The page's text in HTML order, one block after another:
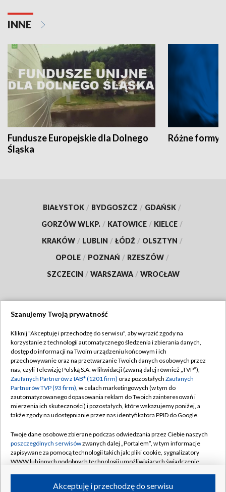
INNE
Fundusze Europejskie dla Dolnego
Śląska
Różne formy
BIAŁYSTOK / BYDGOSZCZ / GDAŃSK /
GORZÓW WLKP. / KATOWICE / KIELCE /
KRAKÓW / LUBLIN / ŁÓDŹ / OLSZTYN /
OPOLE / POZNAŃ / RZESZÓW /
SZCZECIN / WARSZAWA / WROCŁAW
TVP
Abonament TVP
Emisja w TVP
Centrum informacji TVP
Naziemna Telewizja Cyfrowa
Rada Programowa
System NOS
Informacje o nadawcy
Regulamin TVP
Polityka prywatności
Moje zgody
Pomoc
Kontakt
Kanały
Szanujemy Twoją prywatność
Kliknij "Akceptuję i przechodzę do serwisu", aby wyrazić zgody na
korzystanie z technologii automatycznego śledzenia i zbierania danych,
dostęp do informacji na Twoim urządzeniu końcowym i ich
przechowywanie oraz na przetwarzanie Twoich danych osobowych przez
nas, czyli Telewizję Polską S.A. w likwidacji (zwaną dalej również „TVP”),
Zaufanych Partnerów z IAB* (1201 firm) oraz pozostałych Zaufanych
Partnerów TVP (93 firm), w celach marketingowych (w tym do
zautomatyzowanego dopasowania reklam do Twoich zainteresowań i
mierzenia ich skuteczności) i pozostałych, które wskazujemy poniżej, a
także zgody na udostępnianie przez nas identyfikatora PPID do Google.
Twoje dane osobowe zbierane podczas odwiedzania przez Ciebie naszych
poszczególnych serwisówzwanych dalej „Portalem”, w tym informacje
zapisywane za pomocą technologii takich jak: pliki cookie, sygnalizatory
WWW lub innych podobnych technologii umożliwiających świadczenie
ruchu w Internecie.Akceptuję i przechodzę do serwisu